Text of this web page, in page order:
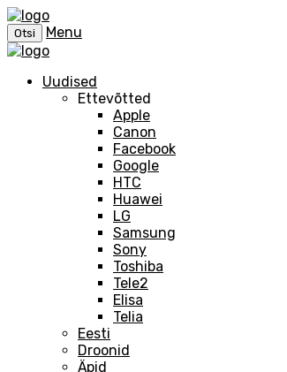
Otsi Menu
Uudised
Ettevõtted
Apple
Canon
Facebook
Google
HTC
Huawei
LG
Samsung
Sony
Toshiba
Tele2
Elisa
Telia
Eesti
Droonid
Äpid